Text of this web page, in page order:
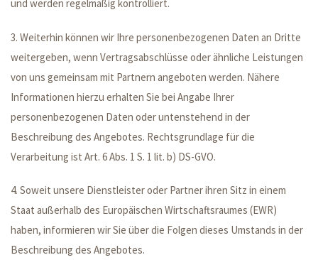
und werden regelmäßig kontrolliert.
3. Weiterhin können wir Ihre personenbezogenen Daten an Dritte
weitergeben, wenn Vertragsabschlüsse oder ähnliche Leistungen
von uns gemeinsam mit Partnern angeboten werden. Nähere
Informationen hierzu erhalten Sie bei Angabe Ihrer
personenbezogenen Daten oder untenstehend in der
Beschreibung des Angebotes. Rechtsgrundlage für die
Verarbeitung ist Art. 6 Abs. 1 S. 1 lit. b) DS-GVO.
4. Soweit unsere Dienstleister oder Partner ihren Sitz in einem
Staat außerhalb des Europäischen Wirtschaftsraumes (EWR)
haben, informieren wir Sie über die Folgen dieses Umstands in der
Beschreibung des Angebotes.